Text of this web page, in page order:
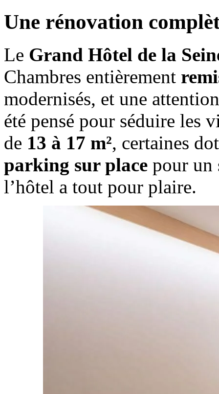
Une rénovation
Le Grand Hôtel de la
Chambres entièrement
modernisés, et une
été pensé pour séduire les
de 13 à 17 m², certaines
parking sur place pour un
l’hôtel a tout pour plaire.